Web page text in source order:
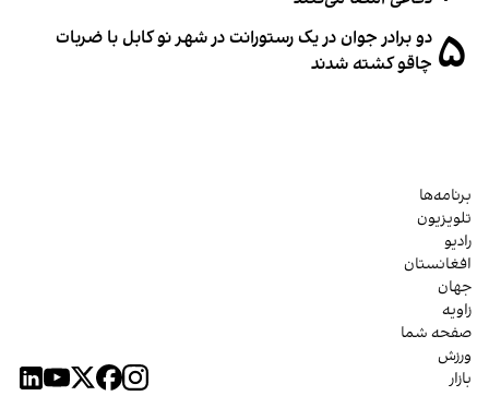
۵ دو برادر جوان در یک رستورانت در شهر نو کابل با ضربات
چاقو کشته شدند
برنامه‌ها
تلویزیون
رادیو
افغانستان
جهان
زاویه
صفحه شما
ورزش
بازار